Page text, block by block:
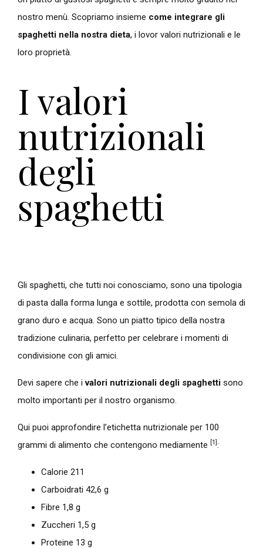
nostro menù. Scopriamo insieme come integrare gli
spaghetti nella nostra dieta, i lovor valori nutrizionali e le
loro proprietà.
I valori
nutrizionali
degli
spaghetti
Gli spaghetti, che tutti noi conosciamo, sono una tipologia
di pasta dalla forma lunga e sottile, prodotta con semola di
grano duro e acqua. Sono un piatto tipico della nostra
tradizione culinaria, perfetto per celebrare i momenti di
condivisione con gli amici.
Devi sapere che i valori nutrizionali degli spaghetti sono
molto importanti per il nostro organismo.
Qui puoi approfondire l’etichetta nutrizionale per 100
grammi di alimento che contengono mediamente
[1] :
Calorie 211
Carboidrati 42,6 g
Fibre 1,8 g
Zuccheri 1,5 g
Proteine 13 g